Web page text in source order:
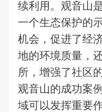
续利用。观音山
一个生态保护的
机会，促进了经
地的环境质量，
所，增强了社区
观音山的成功案
域可以发挥重要